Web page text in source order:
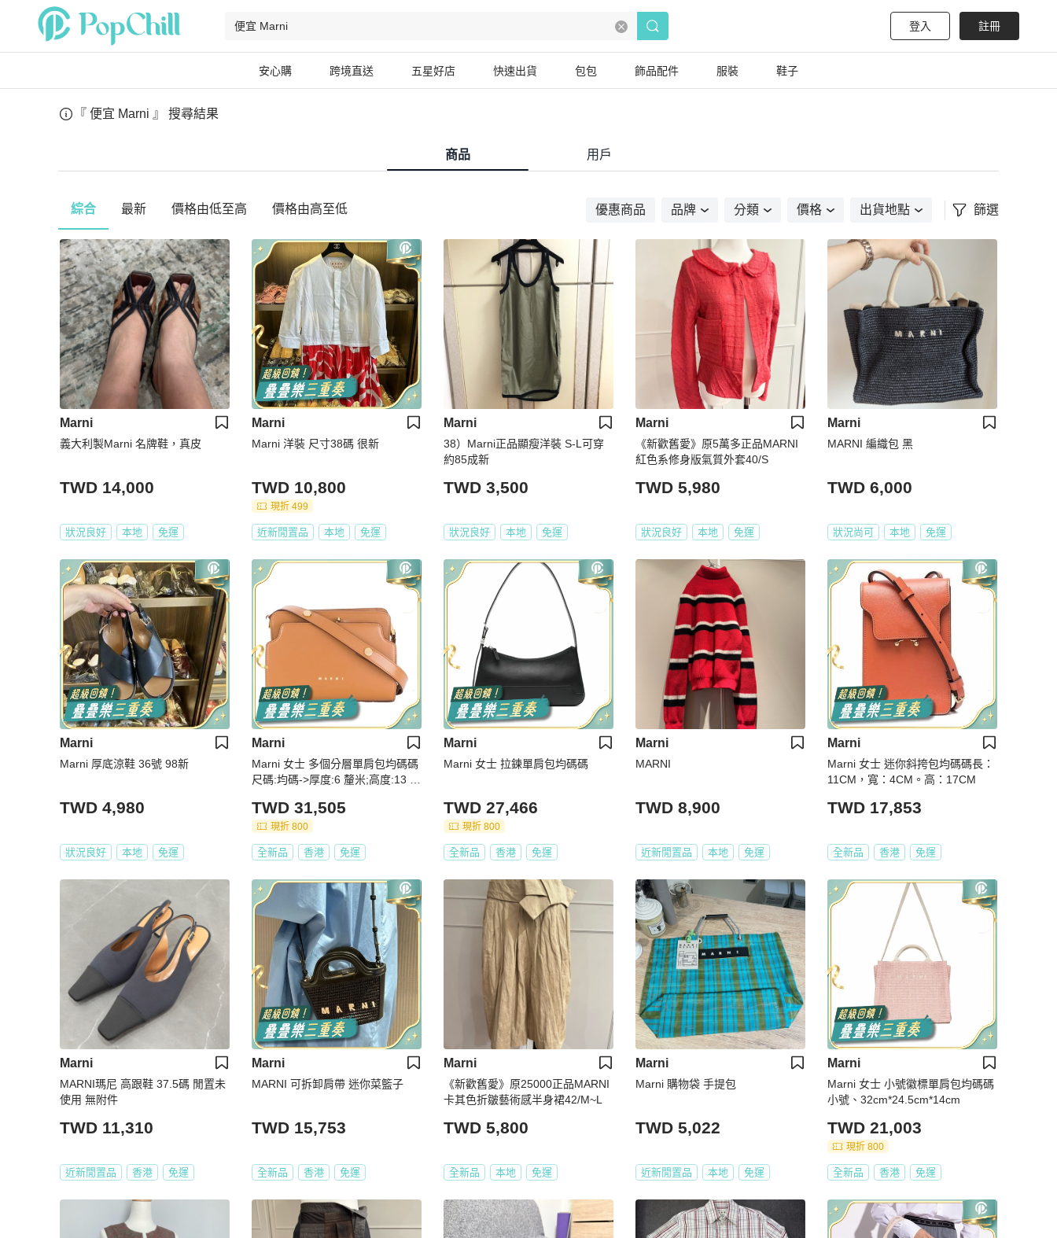
登入 註冊
安心購 跨境直送 五星好店 快速出貨 包包 飾品配件 服裝 鞋子
『 便宜 Marni 』 搜尋結果
商品 用戶
綜合 最新 價格由低至高 價格由高至低 優惠商品 品牌 分類 價格 出貨地點 篩選
Marni
義大利製Marni 名牌鞋，真皮
TWD 14,000
狀況良好 本地 免運
Marni
Marni 洋裝 尺寸38碼 很新
TWD 10,800
現折 499
近新閒置品 本地 免運
Marni
38）Marni正品顯瘦洋裝 S-L可穿
約85成新
TWD 3,500
狀況良好 本地 免運
Marni
《新歡舊愛》原5萬多正品MARNI
紅色系修身版氣質外套40/S
TWD 5,980
狀況良好 本地 免運
Marni
MARNI 編織包 黑
TWD 6,000
狀況尚可 本地 免運
Marni
Marni 厚底涼鞋 36號 98新
TWD 4,980
狀況良好 本地 免運
Marni
Marni 女士 多個分層單肩包均碼碼
尺碼:均碼->厚度:6 釐米;高度:13 釐
柄:25 釐米
TWD 31,505
現折 800
全新品 香港 免運
Marni
Marni 女士 拉鍊單肩包均碼碼
TWD 27,466
現折 800
全新品 香港 免運
Marni
MARNI
TWD 8,900
近新閒置品 本地 免運
Marni
Marni 女士 迷你斜挎包均碼碼長：
11CM，寬：4CM。高：17CM
TWD 17,853
全新品 香港 免運
Marni
MARNI瑪尼 高跟鞋 37.5碼 閒置未
使用 無附件
TWD 11,310
近新閒置品 香港 免運
Marni
MARNI 可拆卸肩帶 迷你菜籃子
TWD 15,753
全新品 香港 免運
Marni
《新歡舊愛》原25000正品MARNI
卡其色折皺藝術感半身裙42/M~L
TWD 5,800
全新品 本地 免運
Marni
Marni 購物袋 手提包
TWD 5,022
近新閒置品 本地 免運
Marni
Marni 女士 小號徽標單肩包均碼碼
小號、32cm*24.5cm*14cm
TWD 21,003
現折 800
全新品 香港 免運